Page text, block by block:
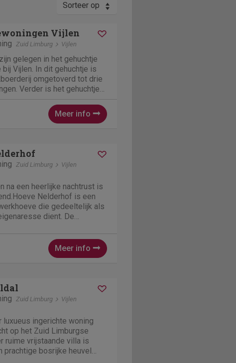
Sorteer op
Vijlen
Zuid Limburg Vijlen
gelegen in het gehuchtje
bij Vijlen. In dit gehuchtje is
omgetoverd tot drie
Verder is het gehuchtje
Heuvelland. Wanderlaars en
Meer info
Zuid Limburg Vijlen
na een heerlijke nachtrust is
Nelderhof is een
die gedeeltelijk als
dient. De
Meer info
Zuid Limburg Vijlen
luxueus ingerichte woning
op het Zuid Limburgse
ruime vrijstaande villa is
prachtige bosrijke heuvel